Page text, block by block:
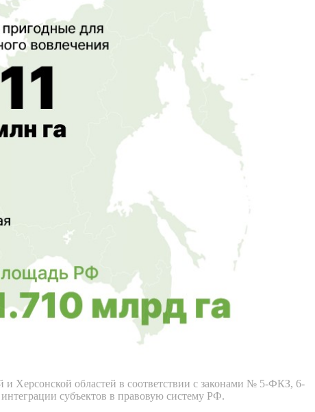
Херсонской областей в соответствии с законами № 5-ФКЗ, 6-
субъектов в правовую систему РФ.